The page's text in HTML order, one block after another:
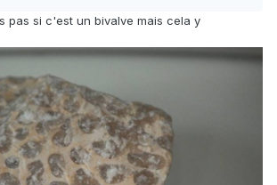
pas si c'est un bivalve mais cela y